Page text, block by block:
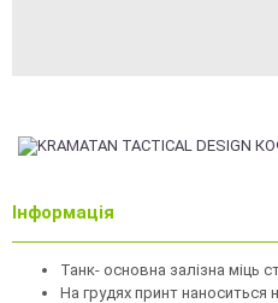
Інформація
Танк- основна залізна міць
На грудях принт наноситься